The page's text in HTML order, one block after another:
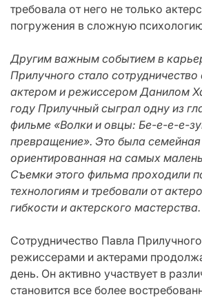
требовала от него не только
погружения в сложную
Другим важным событием в
Прилучного стало
актером и режиссером Данилом
году Прилучный сыграл одну из
фильме «Волки и овцы: Бе-е-е-е-
превращение». Это была
ориентированная на самых
Съемки этого фильма проходили
технологиям и требовали от
гибкости и актерского мастерства.
Сотрудничество Павла
режиссерами и актерами
день. Он активно участвует в
становится все более